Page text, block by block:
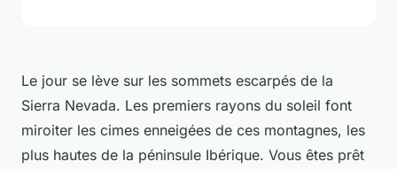
Le jour se lève sur les sommets escarpés de la
Sierra Nevada. Les premiers rayons du soleil font
miroiter les cimes enneigées de ces montagnes, les
plus hautes de la péninsule Ibérique. Vous êtes prêt